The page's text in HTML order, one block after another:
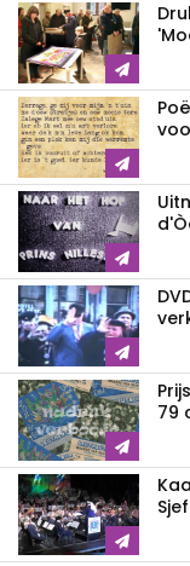
79